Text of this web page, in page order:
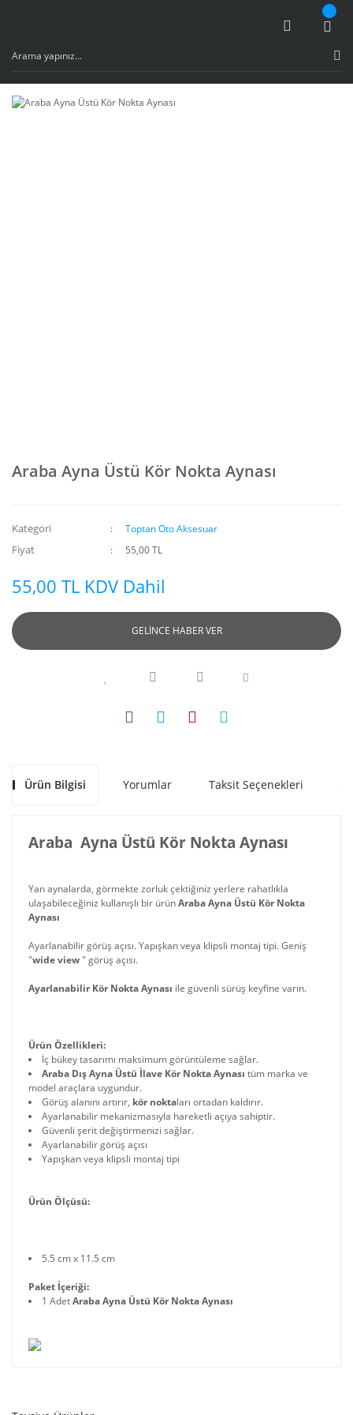
Araba Ayna Üstü Kör Nokta Aynası
Kategori Toptan Oto Aksesuar
Fiyat 55,00 TL
55,00 TL KDV Dahil
GELİNCE HABER VER
Ürün Bilgisi Yorumlar Taksit Seçenekleri
Araba Ayna Üstü Kör Nokta Aynası
Yan aynalarda, görmekte zorluk çektiğiniz yerlere rahatlıkla
ulaşabileceğiniz kullanışlı bir ürünAraba Ayna Üstü Kör Nokta
Aynası
Ayarlanabilir görüş açısı. Yapışkan veya klipsli montaj tipi. Geniş
"wide view" görüş açısı.
Ayarlanabilir Kör Nokta Aynası ile güvenli sürüş keyfine varın.
Ürün Özellikleri:
İç bükey tasarımı maksimum görüntüleme sağlar.
Araba Dış Ayna Üstü İlave Kör Nokta Aynası tüm marka ve
model araçlara uygundur.
Görüş alanını artırır, kör noktaları ortadan kaldırır.
Ayarlanabilir mekanizmasıyla hareketli açıya sahiptir.
Güvenli şerit değiştirmenizi sağlar.
Ayarlanabilir görüş açısı
Yapışkan veya klipsli montaj tipi
Ürün Ölçüsü:
5.5 cm x 11.5 cm
Paket İçeriği:
1 AdetAraba Ayna Üstü Kör Nokta Aynası